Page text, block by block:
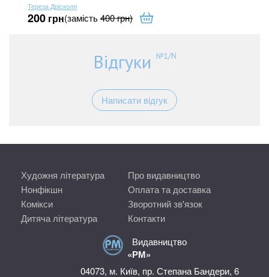
Тереза Дрісколл
200 грн(замість400грн)
Відгуки №1/N
Написати відгук
Художня література
Нонфікшн
Комікси
Дитяча література
Про видавництво
Оплата та доставка
Зворотний зв'язок
Контакти
Видавництво
«РМ»
04073, м. Київ, пр. Степана Бандери, 6